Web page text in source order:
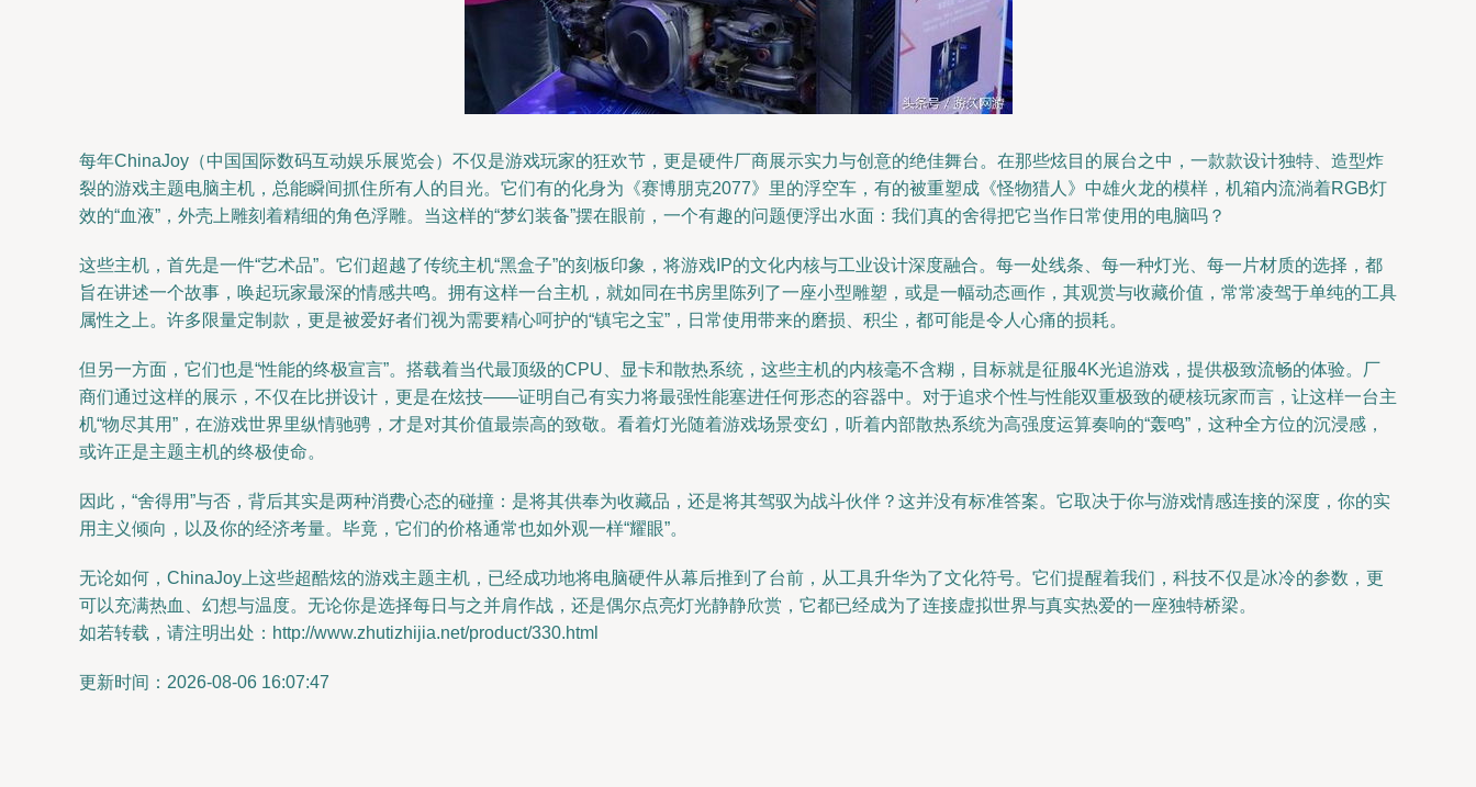
每年ChinaJoy（中国国际数码互动娱乐展览会）不仅是游戏玩家的狂欢节，更是硬件厂商展示实力与创意的绝佳舞台。在那些炫目的展台之中，一款款设计独特、造型炸
裂的游戏主题电脑主机，总能瞬间抓住所有人的目光。它们有的化身为《赛博朋克2077》里的浮空车，有的被重塑成《怪物猎人》中雄火龙的模样，机箱内流淌着RGB灯
效的“血液”，外壳上雕刻着精细的角色浮雕。当这样的“梦幻装备”摆在眼前，一个有趣的问题便浮出水面：我们真的舍得把它当作日常使用的电脑吗？
这些主机，首先是一件“艺术品”。它们超越了传统主机“黑盒子”的刻板印象，将游戏IP的文化内核与工业设计深度融合。每一处线条、每一种灯光、每一片材质的选择，都
旨在讲述一个故事，唤起玩家最深的情感共鸣。拥有这样一台主机，就如同在书房里陈列了一座小型雕塑，或是一幅动态画作，其观赏与收藏价值，常常凌驾于单纯的工具
属性之上。许多限量定制款，更是被爱好者们视为需要精心呵护的“镇宅之宝”，日常使用带来的磨损、积尘，都可能是令人心痛的损耗。
但另一方面，它们也是“性能的终极宣言”。搭载着当代最顶级的CPU、显卡和散热系统，这些主机的内核毫不含糊，目标就是征服4K光追游戏，提供极致流畅的体验。厂
商们通过这样的展示，不仅在比拼设计，更是在炫技——证明自己有实力将最强性能塞进任何形态的容器中。对于追求个性与性能双重极致的硬核玩家而言，让这样一台主
机“物尽其用”，在游戏世界里纵情驰骋，才是对其价值最崇高的致敬。看着灯光随着游戏场景变幻，听着内部散热系统为高强度运算奏响的“轰鸣”，这种全方位的沉浸感，
或许正是主题主机的终极使命。
因此，“舍得用”与否，背后其实是两种消费心态的碰撞：是将其供奉为收藏品，还是将其驾驭为战斗伙伴？这并没有标准答案。它取决于你与游戏情感连接的深度，你的实
用主义倾向，以及你的经济考量。毕竟，它们的价格通常也如外观一样“耀眼”。
无论如何，ChinaJoy上这些超酷炫的游戏主题主机，已经成功地将电脑硬件从幕后推到了台前，从工具升华为了文化符号。它们提醒着我们，科技不仅是冰冷的参数，更
可以充满热血、幻想与温度。无论你是选择每日与之并肩作战，还是偶尔点亮灯光静静欣赏，它都已经成为了连接虚拟世界与真实热爱的一座独特桥梁。
如若转载，请注明出处：http://www.zhutizhijia.net/product/330.html
更新时间：2026-08-06 16:07:47